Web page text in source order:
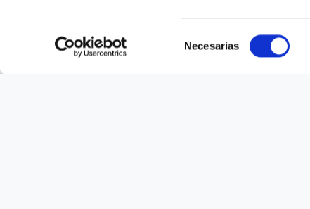
de
Necesarias